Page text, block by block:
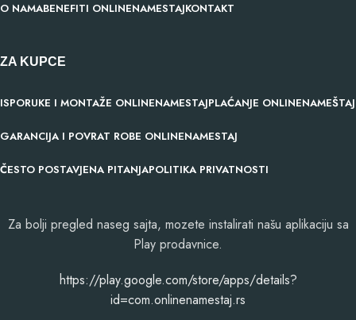
O NAMABENEFITI ONLINENAMESTAJKONTAKT
ZA KUPCE
ISPORUKE I MONTAŽE ONLINENAMESTAJPLAĆANJE ONLINENAMEŠTAJ
GARANCIJA I POVRAT ROBE ONLINENAMESTAJ
ČESTO POSTAVJENA PITANJAPOLITIKA PRIVATNOSTI
Za bolji pregled naseg sajta, mozete instalirati našu aplikaciju sa
Play prodavnice.
​https://play.google.com/store/apps/details?
id=com.onlinenamestaj.rs